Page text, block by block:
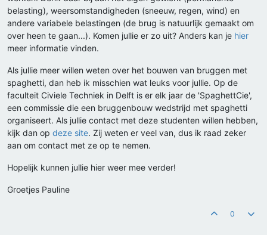
belasting), weersomstandigheden (sneeuw, regen, wind) en
andere variabele belastingen (de brug is natuurlijk gemaakt om
over heen te gaan...). Komen jullie er zo uit? Anders kan je hier
meer informatie vinden.
Als jullie meer willen weten over het bouwen van bruggen met
spaghetti, dan heb ik misschien wat leuks voor jullie. Op de
faculteit Civiele Techniek in Delft is er elk jaar de 'SpaghettCie',
een commissie die een bruggenbouw wedstrijd met spaghetti
organiseert. Als jullie contact met deze studenten willen hebben,
kijk dan op deze site. Zij weten er veel van, dus ik raad zeker
aan om contact met ze op te nemen.
Hopelijk kunnen jullie hier weer mee verder!
Groetjes Pauline
0